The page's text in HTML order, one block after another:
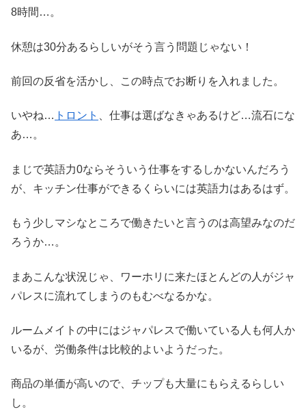
8時間…。
休憩は30分あるらしいがそう言う問題じゃない！
前回の反省を活かし、この時点でお断りを入れました。
いやね… トロント 、仕事は選ばなきゃあるけど…流石にな
あ…。
まじで英語力0ならそういう仕事をするしかないんだろう
が、キッチン仕事ができるくらいには英語力はあるはず。
もう少しマシなところで働きたいと言うのは高望みなのだ
ろうか…。
まあこんな状況じゃ、ワーホリに来たほとんどの人がジャ
パレスに流れてしまうのもむべなるかな。
ルームメイトの中にはジャパレスで働いている人も何人か
いるが、労働条件は比較的よいようだった。
商品の単価が高いので、チップも大量にもらえるらしい
し。